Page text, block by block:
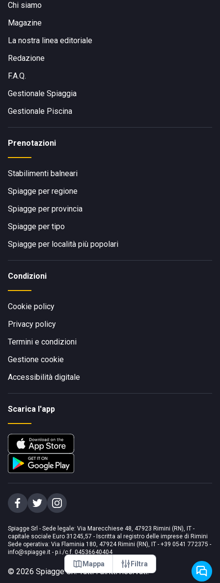
Mappa Filtra
Chi siamo
Magazine
La nostra linea editoriale
Redazione
F.A.Q.
Gestionale Spiaggia
Gestionale Piscina
Prenotazioni
Stabilimenti balneari
Spiagge per regione
Spiagge per provincia
Spiagge per tipo
Spiagge per località più popolari
Condizioni
Cookie policy
Privacy policy
Termini e condizioni
Gestione cookie
Accessibilità digitale
Scarica l'app
Spiagge Srl - Sede legale: Via Marecchiese 48, 47923 Rimini (RN), IT -
capitale sociale Euro 31245,57 - Iscritta al registro delle imprese di Rimini
Sede operativa: Via Flaminia 180, 47924 Rimini (RN), IT - +39 0541 772375 -
info@spiagge.it - p.i./c.f. 04536640404
© 2026 Spiagge Srl. Tutti i diritti riservati.